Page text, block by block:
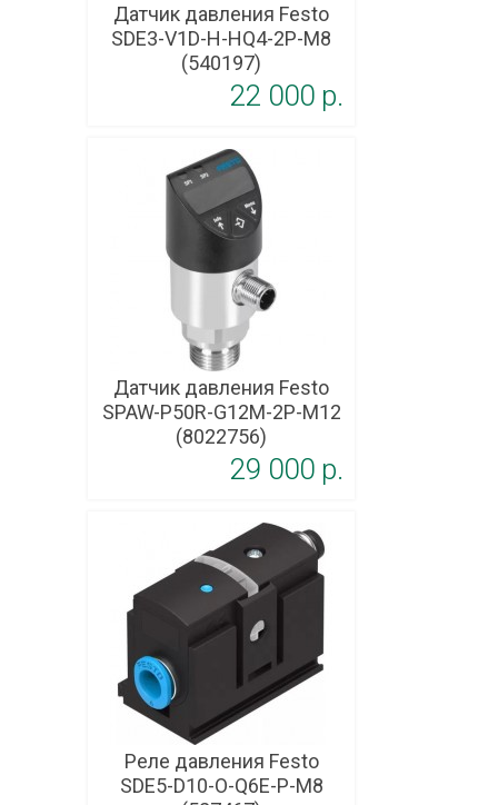
Датчик давления Festo
SDE3-V1D-H-HQ4-2P-M8
(540197)
22 000 p.
Датчик давления Festo
SPAW-P50R-G12M-2P-M12
(8022756)
29 000 p.
Реле давления Festo
SDE5-D10-O-Q6E-P-M8